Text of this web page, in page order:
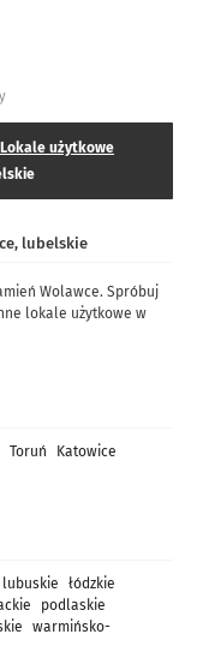
Lokale użytkowe
lubelskie
Wolawce. Spróbuj
lokale użytkowe w
Toruń
Katowice
lubuskie
łódzkie
podlaskie
warmińsko-